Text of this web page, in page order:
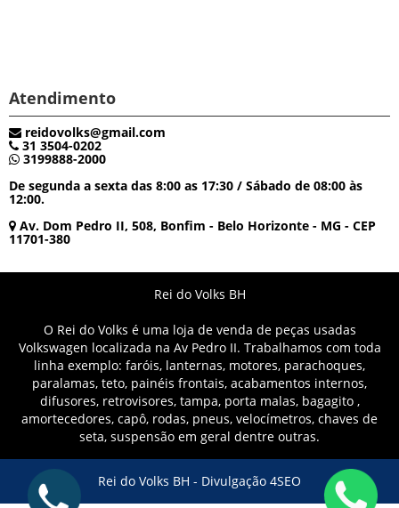
Atendimento
reidovolks@gmail.com
31 3504-0202
3199888-2000
De segunda a sexta das 8:00 as 17:30 / Sábado de 08:00 às
12:00.
Av. Dom Pedro II, 508, Bonfim - Belo Horizonte - MG - CEP
11701-380
Rei do Volks BH
O Rei do Volks é uma loja de venda de peças usadas
Volkswagen localizada na Av Pedro II. Trabalhamos com toda
linha exemplo: faróis, lanternas, motores, parachoques,
paralamas, teto, painéis frontais, acabamentos internos,
difusores, retrovisores, tampa, porta malas, bagagito ,
amortecedores, capô, rodas, pneus, velocímetros, chaves de
seta, suspensão em geral dentre outras.
Rei do Volks BH - Divulgação 4SEO